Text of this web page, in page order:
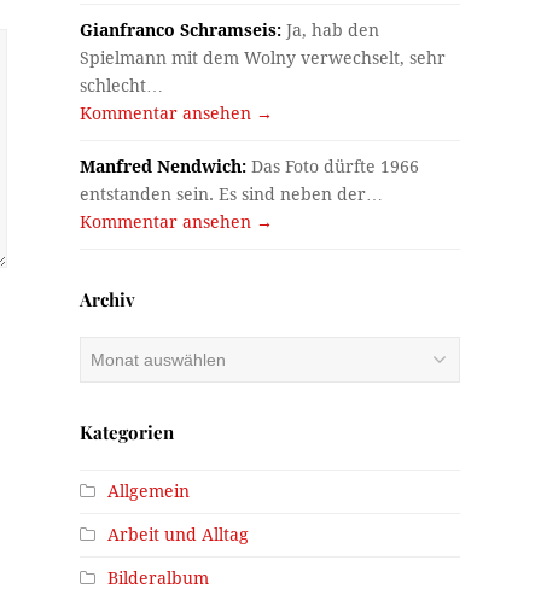
Gianfranco Schramseis: Ja, hab den
Spielmann mit dem Wolny verwechselt, sehr
schlecht…
Kommentar ansehen →
Manfred Nendwich: Das Foto dürfte 1966
entstanden sein. Es sind neben der…
Kommentar ansehen →
Archiv
Archiv
Kategorien
Allgemein
Arbeit und Alltag
Bilderalbum